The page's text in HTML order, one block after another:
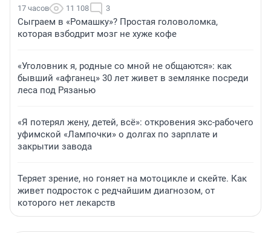
17 часов 11 108 3
Сыграем в «Ромашку»? Простая головоломка,
которая взбодрит мозг не хуже кофе
«Уголовник я, родные со мной не общаются»: как
бывший «афганец» 30 лет живет в землянке посреди
леса под Рязанью
«Я потерял жену, детей, всё»: откровения экс-рабочего
уфимской «Лампочки» о долгах по зарплате и
закрытии завода
Теряет зрение, но гоняет на мотоцикле и скейте. Как
живет подросток с редчайшим диагнозом, от
которого нет лекарств